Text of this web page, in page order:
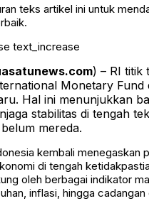
teks artikel ini untuk
text_increase
) – RI titik
Monetary Fund
Hal ini menunjukkan
stabilitas di tengah
mereda.
kembali menegaskan
di tengah
oleh berbagai indikator
inflasi, hingga cadangan